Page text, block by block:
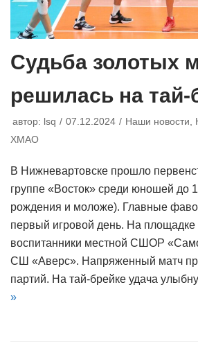
Судьба золотых
решилась на тай-
автор: lsq 07.12.2024 Наши новости,
ХМАО
В Нижневартовске прошло
группе «Восток» среди юношей до
рождения и моложе). Главные
первый игровой день. На
воспитанники местной СШОР
СШ «Аверс». Напряженный матч
партий. На тай-брейке удача
»